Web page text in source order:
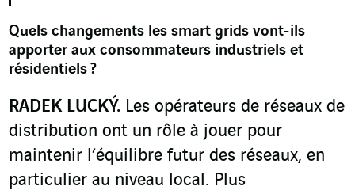
Quels changements les smart grids vont-ils
apporter aux consommateurs industriels et
résidentiels ?
RADEK LUCKÝ. Les opérateurs de réseaux de
distribution ont un rôle à jouer pour
maintenir l’équilibre futur des réseaux, en
particulier au niveau local. Plus